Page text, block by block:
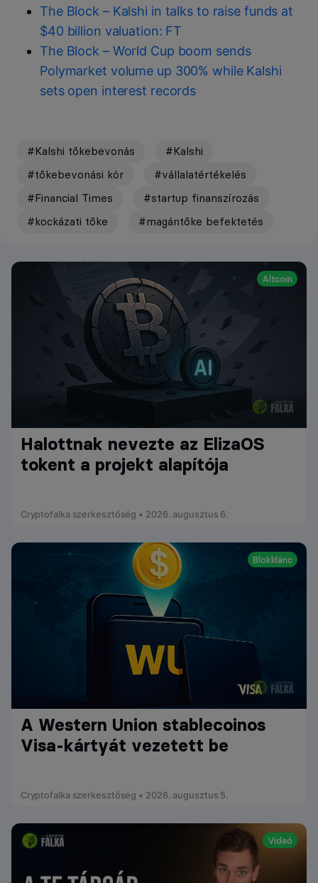
The Block – Kalshi in talks to raise funds at
$40 billion valuation: FT
The Block – World Cup boom sends
Polymarket volume up 300% while Kalshi
sets open interest records
#Kalshi tőkebevonás
#Kalshi
#tőkebevonási kör
#vállalatértékelés
#Financial Times
#startup finanszírozás
#kockázati tőke
#magántőke befektetés
Altcoin
Halottnak nevezte az ElizaOS
tokent a projekt alapítója
Cryptofalka szerkesztőség • 2026. augusztus 6.
Blokklánc
A Western Union stablecoinos
Visa-kártyát vezetett be
Cryptofalka szerkesztőség • 2026. augusztus 5.
Videó